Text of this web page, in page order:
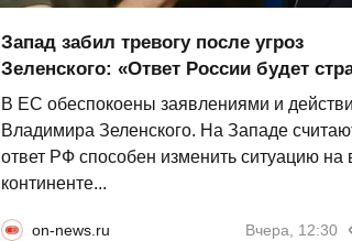
Запад забил тревогу после угроз
Зеленского: «Ответ России будет
В ЕС обеспокоены заявлениями и
Владимира Зеленского. На Западе
ответ РФ способен изменить ситуацию на
континенте...
on-news.ru Вчера, 12:30